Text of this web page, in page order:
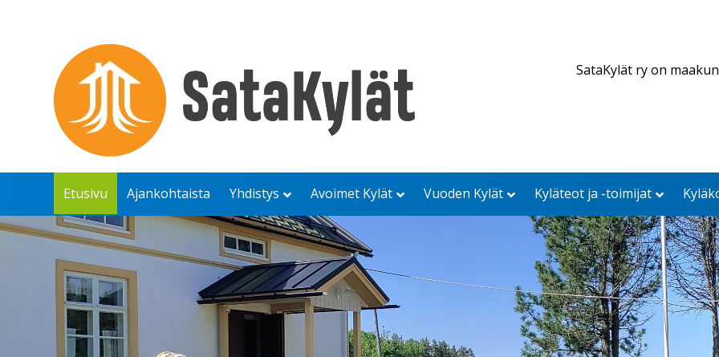
SataKylät ry on
Etusivu Ajankohtaista Yhdistys Avoimet Kylät Vuoden Kylät Kyläteot ja -toimijat